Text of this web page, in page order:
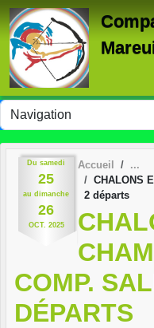
Du samedi
25
au dimanche
26
OCT. 2025
Accueil
CHALONS
2 départs
COMP.
DÉPARTS
Panneau de gestion des